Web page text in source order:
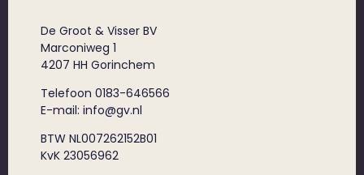
De Groot & Visser BV
Marconiweg 1
4207 HH Gorinchem
Telefoon 0183-646566
E-mail: info@gv.nl
BTW NL007262152B01
KvK 23056962